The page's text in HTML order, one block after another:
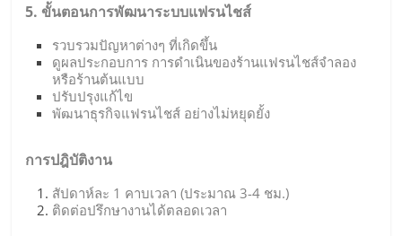
5. ขั้นตอนการพัฒนาระบบแฟรนไชส์
รวบรวมปัญหาต่างๆ ที่เกิดขึ้น
ดูผลประกอบการ การดำเนินของร้านแฟรนไชส์จำลอง
หรือร้านต้นแบบ
ปรับปรุงแก้ไข
พัฒนาธุรกิจแฟรนไชส์ อย่างไม่หยุดยั้ง
การปฎิบัติงาน
สัปดาห์ละ 1 คาบเวลา (ประมาณ 3-4 ชม.)
ติดต่อปรึกษางานได้ตลอดเวลา